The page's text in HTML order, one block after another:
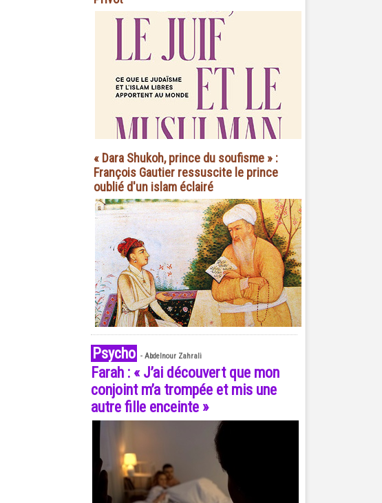
« Dara Shukoh, prince du soufisme » :
François Gautier ressuscite le prince
oublié d'un islam éclairé
Psycho - Abdelnour Zahrali
Farah : « J’ai découvert que mon
conjoint m’a trompée et mis une
autre fille enceinte »